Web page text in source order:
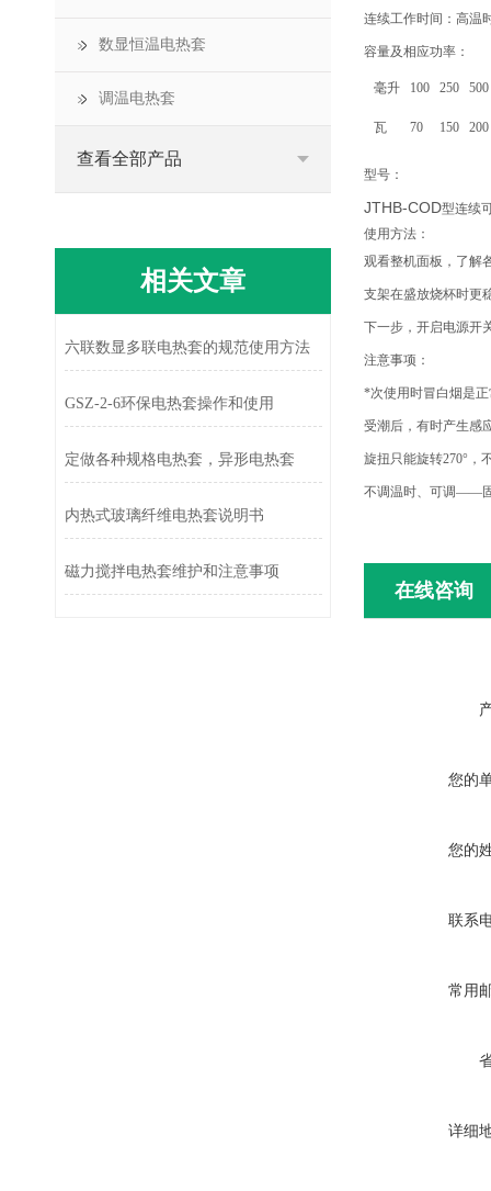
连续工作时间：高温
容量及相应功率：
毫升 100 250
瓦 70 150
型号：
JTHB-COD型连续
使用方法：
观看整机面板，了解
支架在盛放烧杯时更
下一步，开启电源开
注意事项：
*次使用时冒白烟是
受潮后，有时产生感
旋扭只能旋转270°，
不调温时、可调——
在线咨询
您的
您的
联系
常用
详细
数显恒温电热套
调温电热套
查看全部产品
相关文章
六联数显多联电热套的规范使用方法
GSZ-2-6环保电热套操作和使用
定做各种规格电热套，异形电热套
内热式玻璃纤维电热套说明书
磁力搅拌电热套维护和注意事项